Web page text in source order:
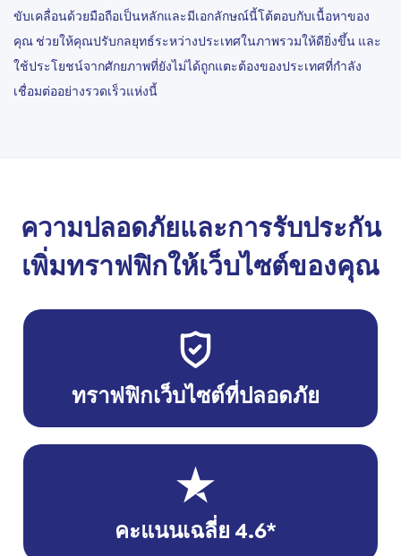
ขับเคลื่อนด้วยมือถือเป็นหลักและมีเอกลักษณ์นี้โต้ตอบกับเนื้อหาของ
คุณ ช่วยให้คุณปรับกลยุทธ์ระหว่างประเทศในภาพรวมให้ดียิ่งขึ้น และ
ใช้ประโยชน์จากศักยภาพที่ยังไม่ได้ถูกแตะต้องของประเทศที่กำลัง
เชื่อมต่ออย่างรวดเร็วแห่งนี้
ความปลอดภัยและการรับประกัน
เพิ่มทราฟฟิกให้เว็บไซต์ของคุณ
ทราฟฟิกเว็บไซต์ที่ปลอดภัย
คะแนนเฉลี่ย 4.6*